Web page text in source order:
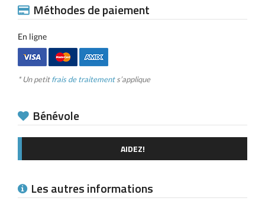
Méthodes de paiement
En ligne
* Un petitfrais de traitements’applique
Bénévole
AIDEZ!
Les autres informations